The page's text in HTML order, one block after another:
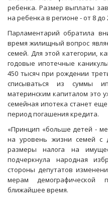
ребенка. Размер выплаты
на ребенка в регионе - от 8
Парламентарий обратила
время жилищный вопрос
семей. Для этой категории,
годовые ипотечные
450 тысяч при рождении
списываться из суммы
материнским капиталом это
семейная ипотека станет
период погашения кредита.
«Принцип «больше детей -
на уровень жизни семей с
размеры налога на
подчеркнула народная
стороны депутатов
мерам демографической
ближайшее время.